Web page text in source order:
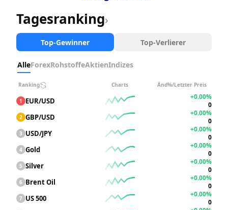
Tagesranking›
Top-Gewinner Top-Verlierer
AlleForexRohstoffeAktienIndizes
Ranking Charts Änd%/Letzter Preis
1 EUR/USD
+0.00%
0
2 GBP/USD
+0.00%
0
3 USD/JPY
+0.00%
0
4 Gold
+0.00%
0
5 Silver
+0.00%
0
6 Brent Oil
+0.00%
0
7 US 500
+0.00%
0